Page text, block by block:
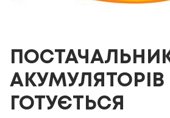
АКУМУЛЯТОРІВ
ГОТУЄТЬСЯ